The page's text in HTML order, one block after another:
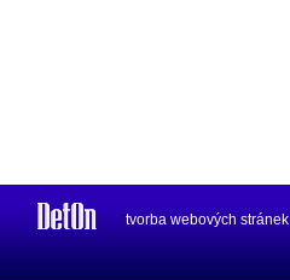
¨tvorba webových stránek